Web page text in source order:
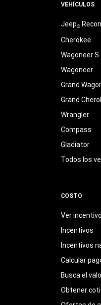
VEHÍCULOS
Jeep®Recon
Cherokee
Wagoneer S
Wagoneer
Grand
Grand
Wrangler
Compass
Gladiator
Todos los
COSTO
Ver
Incentivos
Incentivos
Calcular
Busca el
Obtener